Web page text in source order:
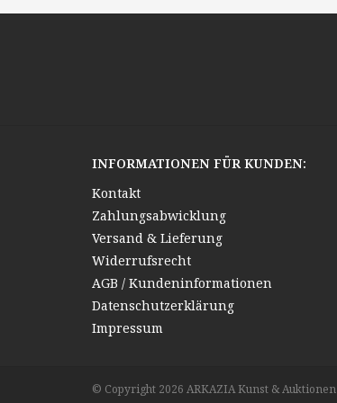
INFORMATIONEN FÜR KUNDEN:
Kontakt
Zahlungsabwicklung
Versand & Lieferung
Widerrufsrecht
AGB / Kundeninformationen
Datenschutzerklärung
Impressum
© Copyright 2026 ARKAZIA Kunst & Auktionen